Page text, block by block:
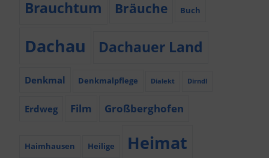
Brauchtum Bräuche Buch
Dachau Dachauer Land
Denkmal Denkmalpflege Dialekt Dirndl
Erdweg Film Großberghofen
Haimhausen Heilige Heimat